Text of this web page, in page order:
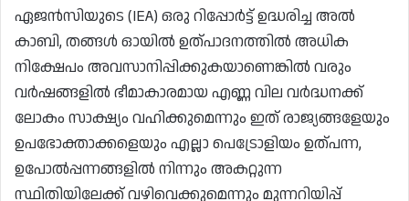
ഏജൻസിയുടെ (IEA) ഒരു റിപ്പോർട്ട് ഉദ്ധരിച്ച അൽ
കാബി, തങ്ങൾ ഓയിൽ ഉത്പാദനത്തിൽ അധിക
നിക്ഷേപം അവസാനിപ്പിക്കുകയാണെങ്കിൽ വരും
വർഷങ്ങളിൽ ഭീമാകാരമായ എണ്ണ വില വർദ്ധനക്ക്
ലോകം സാക്ഷ്യം വഹിക്കുമെന്നും ഇത് രാജ്യങ്ങളേയും
ഉപഭോക്താക്കളെയും എല്ലാ പെട്രോളിയം ഉത്പന്ന,
ഉപോൽപ്പന്നങ്ങളിൽ നിന്നും അകറ്റുന്ന
സ്ഥിതിയിലേക്ക് വഴിവെക്കുമെന്നും മുന്നറിയിപ്പ്